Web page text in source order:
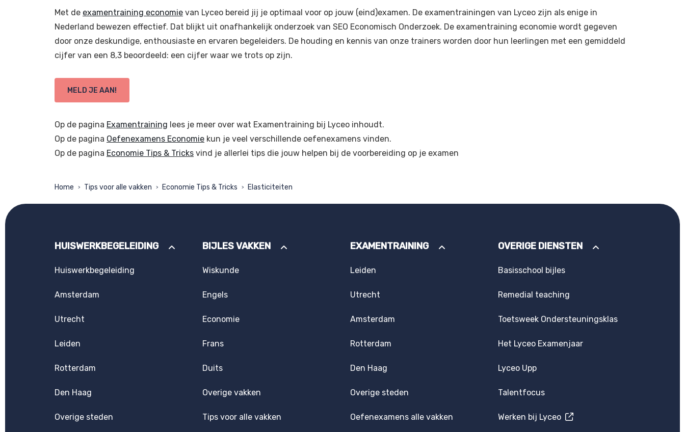
Met de examentraining economie van Lyceo bereid jij je optimaal voor op jouw (eind)examen. De examentrainingen van Lyceo zijn als enige in
Nederland bewezen effectief. Dat blijkt uit onafhankelijk onderzoek van SEO Economisch Onderzoek. De examentraining economie wordt gegeven
door onze deskundige, enthousiaste en ervaren begeleiders. De houding en kennis van onze trainers worden door hun leerlingen met een gemiddeld
cijfer van een 8,3 beoordeeld: een cijfer waar we trots op zijn.
MELD JE AAN!
Op de pagina Examentraining lees je meer over wat Examentraining bij Lyceo inhoudt.
Op de pagina Oefenexamens Economie kun je veel verschillende oefenexamens vinden.
Op de pagina Economie Tips & Tricks vind je allerlei tips die jouw helpen bij de voorbereiding op je examen
Home > Tips voor alle vakken > Economie Tips & Tricks > Elasticiteiten
HUISWERKBEGELEIDING
Huiswerkbegeleiding
Amsterdam
Utrecht
Leiden
Rotterdam
Den Haag
Overige steden
BIJLES VAKKEN
Wiskunde
Engels
Economie
Frans
Duits
Overige vakken
Tips voor alle vakken
EXAMENTRAINING
Leiden
Utrecht
Amsterdam
Rotterdam
Den Haag
Overige steden
Oefenexamens alle vakken
OVERIGE DIENSTEN
Basisschool bijles
Remedial teaching
Toetsweek Ondersteuningsklas
Het Lyceo Examenjaar
Lyceo Upp
Talentfocus
Werken bij Lyceo